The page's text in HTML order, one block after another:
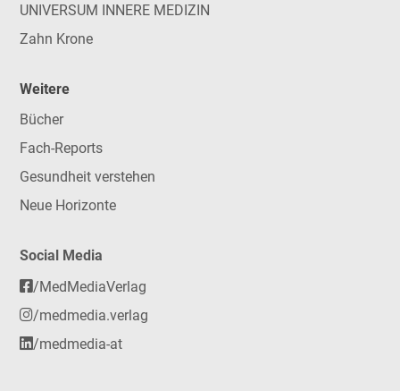
UNIVERSUM INNERE MEDIZIN
Zahn Krone
Weitere
Bücher
Fach-Reports
Gesundheit verstehen
Neue Horizonte
Social Media
/MedMediaVerlag
/medmedia.verlag
/medmedia-at